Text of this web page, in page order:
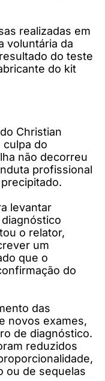
realizadas em
voluntária da
do teste
do kit
Christian
culpa do
não decorreu
profissional
levantar
o relator,
um
que o
do
das
novos exames,
de diagnóstico.
reduzidos
ou de sequelas